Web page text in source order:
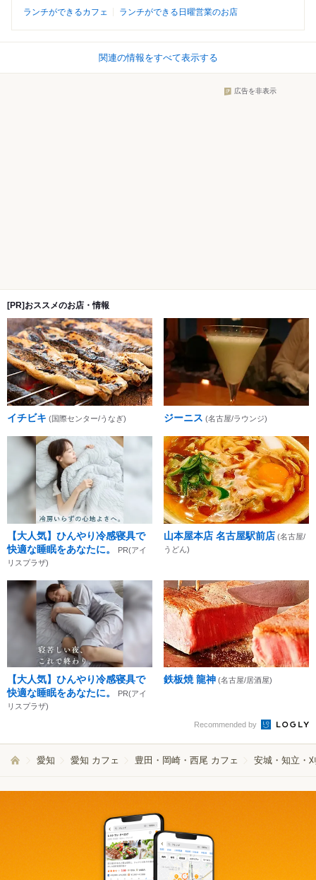
ランチができるカフェ
ランチができる日曜営業のお店
関連の情報をすべて表示する
広告を非表示
[PR]おススメのお店・情報
イチビキ (国際センター/うなぎ) ジーニス (名古屋/ラウンジ)
【大人気】ひんやり冷感寝具で
快適な睡眠をあなたに。
PR(アイ
リスプラザ)
山本屋本店 名古屋駅前店 (名古屋/
うどん)
【大人気】ひんやり冷感寝具で
快適な睡眠をあなたに。
PR(アイ
リスプラザ)
鉄板焼 龍神 (名古屋/居酒屋)
Recommended by
愛知 愛知 カフェ 豊田・岡崎・西尾 カフェ 安城・知立・